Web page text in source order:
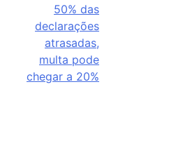
50% das
declarações
atrasadas,
multa pode
chegar a 20%